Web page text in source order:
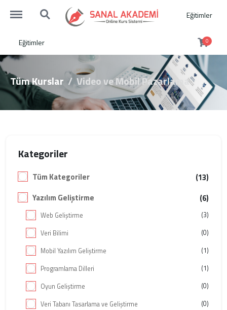
http://sanalakademi.demobul.com.tr/menu
http://sanalakademi.demobul.com.tr/search Eğitimler
Eğitimler 0
Tüm Kurslar Video ve Mobil Pazarlama
Kategoriler
Tüm Kategoriler
(13)
Yazılım Geliştirme
(6)
Web Geliştirme
(3)
Veri Bilimi
(0)
Mobil Yazılım Geliştirme
(1)
Programlama Dilleri
(1)
Oyun Geliştirme
(0)
Veri Tabanı Tasarlama ve Geliştirme
(0)